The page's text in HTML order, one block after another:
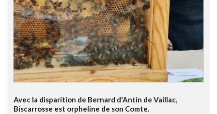
Avec la disparition de Bernard d'Antin de Vaillac,
Biscarrosse est orpheline de son Comte.